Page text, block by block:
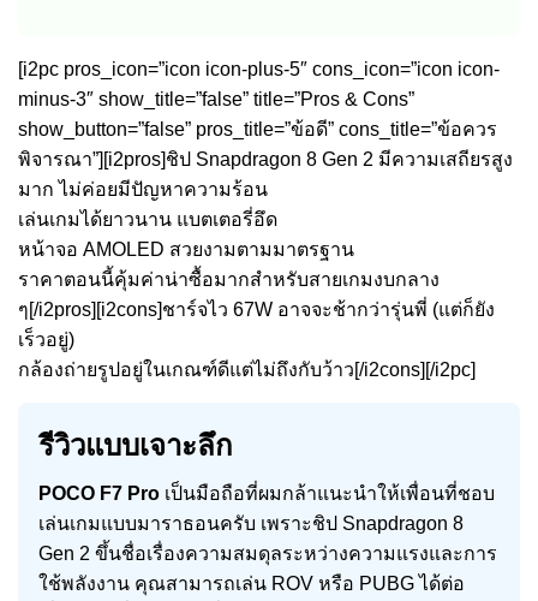
[i2pc pros_icon=”icon icon-plus-5″ cons_icon=”icon icon-
minus-3″ show_title=”false” title=”Pros & Cons”
show_button=”false” pros_title=”ข้อดี” cons_title=”ข้อควร
พิจารณา”][i2pros]ชิป Snapdragon 8 Gen 2 มีความเสถียรสูง
มาก ไม่ค่อยมีปัญหาความร้อน
เล่นเกมได้ยาวนาน แบตเตอรี่อึด
หน้าจอ AMOLED สวยงามตามมาตรฐาน
ราคาตอนนี้คุ้มค่าน่าซื้อมากสำหรับสายเกมงบกลาง
ๆ[/i2pros][i2cons]ชาร์จไว 67W อาจจะช้ากว่ารุ่นพี่ (แต่ก็ยัง
เร็วอยู่)
กล้องถ่ายรูปอยู่ในเกณฑ์ดีแต่ไม่ถึงกับว้าว[/i2cons][/i2pc]
รีวิวแบบเจาะลึก
POCO F7 Pro เป็นมือถือที่ผมกล้าแนะนำให้เพื่อนที่ชอบ
เล่นเกมแบบมาราธอนครับ เพราะชิป Snapdragon 8
Gen 2 ขึ้นชื่อเรื่องความสมดุลระหว่างความแรงและการ
ใช้พลังงาน คุณสามารถเล่น ROV หรือ PUBG ได้ต่อ